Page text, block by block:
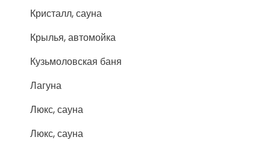
Кристалл, сауна
Крылья, автомойка
Кузьмоловская баня
Лагуна
Люкс, сауна
Люкс, сауна